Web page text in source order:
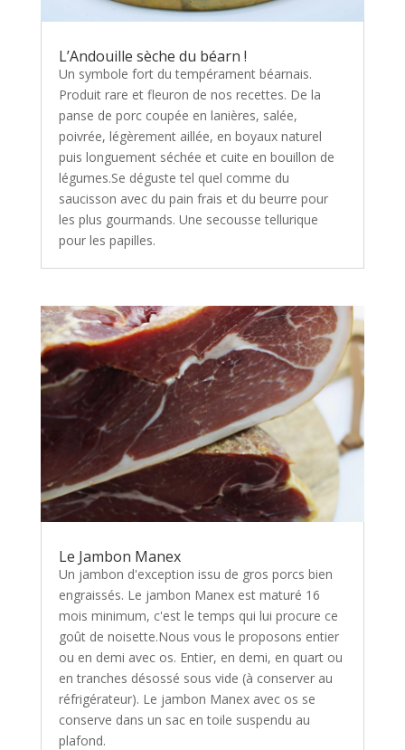
L’Andouille sèche du béarn !
Un symbole fort du tempérament béarnais.
Produit rare et fleuron de nos recettes. De la
panse de porc coupée en lanières, salée,
poivrée, légèrement aillée, en boyaux naturel
puis longuement séchée et cuite en bouillon de
légumes.Se déguste tel quel comme du
saucisson avec du pain frais et du beurre pour
les plus gourmands. Une secousse tellurique
pour les papilles.
Le Jambon Manex
Un jambon d'exception issu de gros porcs bien
engraissés. Le jambon Manex est maturé 16
mois minimum, c'est le temps qui lui procure ce
goût de noisette.Nous vous le proposons entier
ou en demi avec os. Entier, en demi, en quart ou
en tranches désossé sous vide (à conserver au
réfrigérateur). Le jambon Manex avec os se
conserve dans un sac en toile suspendu au
plafond.